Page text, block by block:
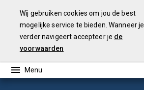
Wij gebruiken cookies om jou de best
mogelijke service te bieden. Wanneer je
verder navigeert accepteer je de
voorwaarden